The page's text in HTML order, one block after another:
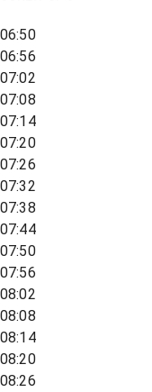
06:50
06:56
07:02
07:08
07:14
07:20
07:26
07:32
07:38
07:44
07:50
07:56
08:02
08:08
08:14
08:20
08:26